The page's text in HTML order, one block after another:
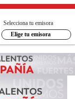
Selecciona tu emisora
Elige tu emisora